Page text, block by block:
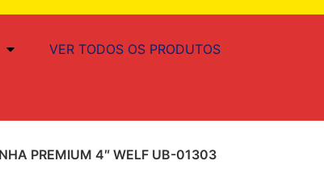
VER TODOS OS PRODUTOS
PREMIUM 4″ WELF UB-01303